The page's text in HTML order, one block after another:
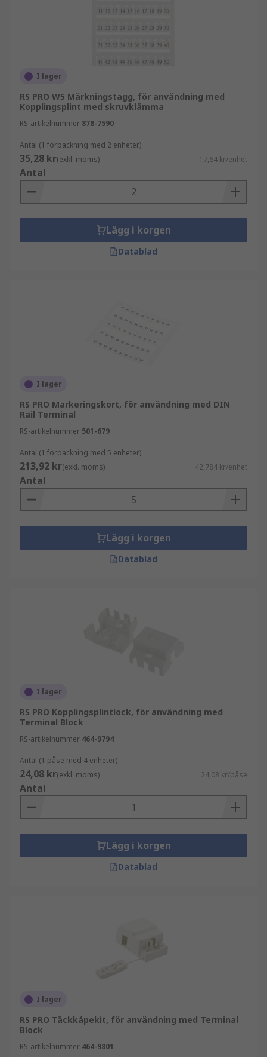
I lager
RS PRO W5 Märkningstagg, för användning med
Kopplingsplint med skruvklämma
RS-artikelnummer 878-7590
Antal (1 förpackning med 2 enheter)
35,28 kr(exkl. moms) 17,64 kr/enhet
Antal
Lägg i korgen
Datablad
I lager
RS PRO Markeringskort, för användning med DIN
Rail Terminal
RS-artikelnummer 501-679
Antal (1 förpackning med 5 enheter)
213,92 kr(exkl. moms) 42,784 kr/enhet
Antal
Lägg i korgen
Datablad
I lager
RS PRO Kopplingsplintlock, för användning med
Terminal Block
RS-artikelnummer 464-9794
Antal (1 påse med 4 enheter)
24,08 kr(exkl. moms) 24,08 kr/påse
Antal
Lägg i korgen
Datablad
I lager
RS PRO Täckkåpekit, för användning med Terminal
Block
RS-artikelnummer 464-9801